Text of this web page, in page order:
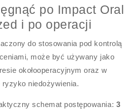
po Impact Oral
i po operacji
do stosowania pod kontrolą
może być używany jako
okołooperacyjnym oraz w
niedożywienia.
schemat postępowania: 3